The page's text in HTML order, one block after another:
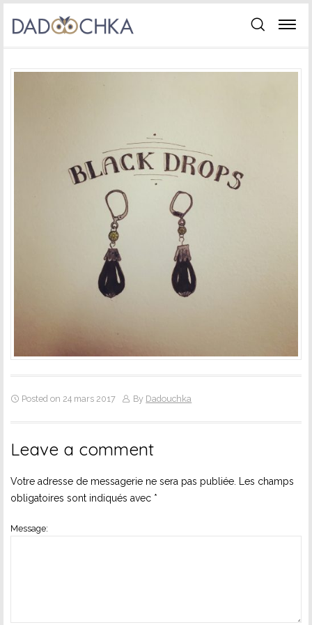
Posted on 24 mars 2017 By Dadouchka
Leave a comment
Votre adresse de messagerie ne sera pas publiée.
Les champs
obligatoires sont indiqués avec *
Message: